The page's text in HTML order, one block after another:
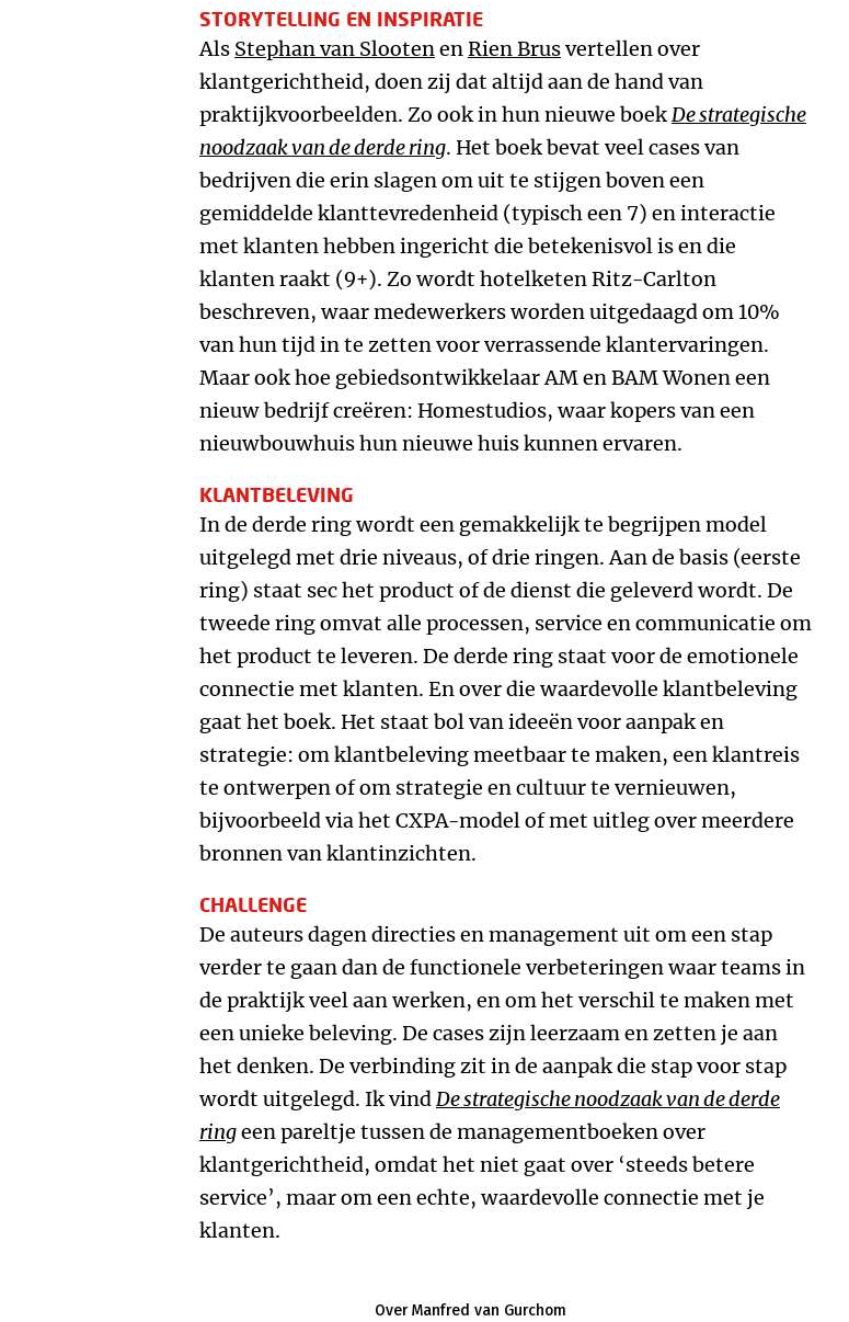
STORYTELLING EN INSPIRATIE
Als Stephan van SlootenenRien Brusvertellen over
klantgerichtheid, doen zij dat altijd aan de hand van
praktijkvoorbeelden. Zo ook in hun nieuwe boekDe strategische
noodzaak van de derde ring. Het boek bevat veel cases van
bedrijven die erin slagen om uit te stijgen boven een
gemiddelde klanttevredenheid (typisch een 7) en interactie
met klanten hebben ingericht die betekenisvol is en die
klanten raakt (9+). Zo wordt hotelketen Ritz-Carlton
beschreven, waar medewerkers worden uitgedaagd om 10%
van hun tijd in te zetten voor verrassende klantervaringen.
Maar ook hoe gebiedsontwikkelaar AM en BAM Wonen een
nieuw bedrijf creëren: Homestudios, waar kopers van een
nieuwbouwhuis hun nieuwe huis kunnen ervaren.
KLANTBELEVING
In de derde ring wordt een gemakkelijk te begrijpen model
uitgelegd met drie niveaus, of drie ringen. Aan de basis (eerste
ring) staat sec het product of de dienst die geleverd wordt. De
tweede ring omvat alle processen, service en communicatie om
het product te leveren. De derde ring staat voor de emotionele
connectie met klanten. En over die waardevolle klantbeleving
gaat het boek. Het staat bol van ideeën voor aanpak en
strategie: om klantbeleving meetbaar te maken, een klantreis
te ontwerpen of om strategie en cultuur te vernieuwen,
bijvoorbeeld via het CXPA-model of met uitleg over meerdere
bronnen van klantinzichten.
CHALLENGE
De auteurs dagen directies en management uit om een stap
verder te gaan dan de functionele verbeteringen waar teams in
de praktijk veel aan werken, en om het verschil te maken met
een unieke beleving. De cases zijn leerzaam en zetten je aan
het denken. De verbinding zit in de aanpak die stap voor stap
wordt uitgelegd. Ik vindDe strategische noodzaak van de derde
ringeen pareltje tussen de managementboeken over
klantgerichtheid, omdat het niet gaat over ‘steeds betere
service’, maar om een echte, waardevolle connectie met je
klanten.
Over Manfred van Gurchom